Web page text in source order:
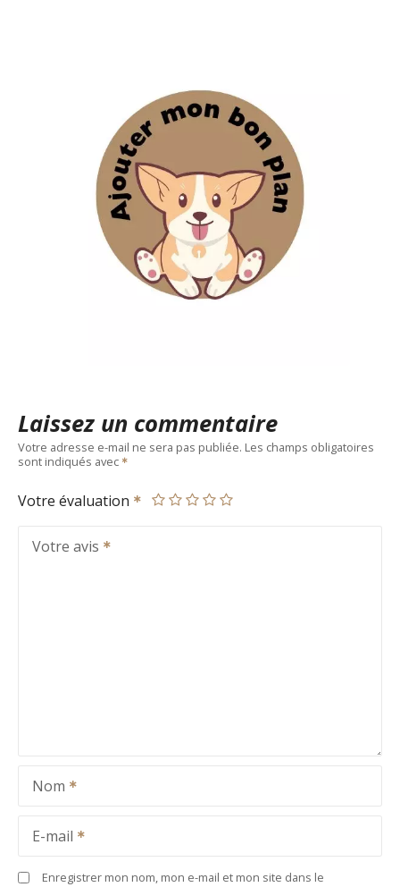
Laissez un commentaire
Votre adresse e-mail ne sera pas publiée. Les champs obligatoires
sont indiqués avec
Votre évaluation
Votre avis
Nom
E-mail
Enregistrer mon nom, mon e-mail et mon site dans le